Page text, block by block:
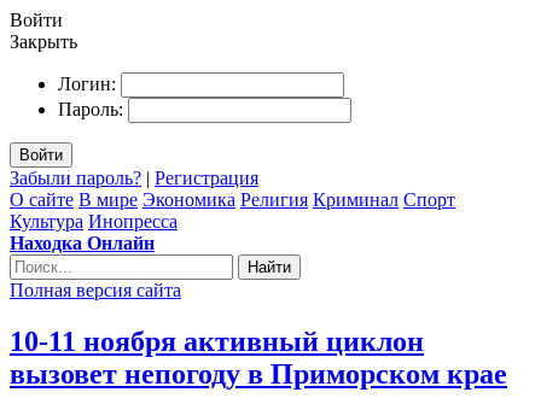
Войти
Закрыть
Логин:
Пароль:
Войти
Забыли пароль? | Регистрация
О сайте В мире Экономика Религия Криминал Спорт
Культура Инопресса
Находка Онлайн
Найти
Полная версия сайта
10-11 ноября активный циклон
вызовет непогоду в Приморском крае